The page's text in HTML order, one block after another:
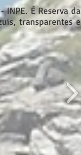
É Reserva da
transparentes e